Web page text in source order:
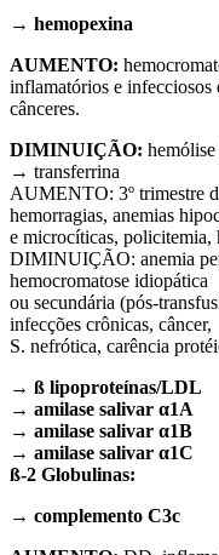
→ hemopexina
AUMENTO:
inflamatórios e infecciosos
cânceres.
DIMINUIÇÃO:
→ transferrina
AUMENTO: 3º trimestre
hemorragias, anemias
e microcíticas, policitemia,
DIMINUIÇÃO: anemia
hemocromatose idiopática
ou secundária (pós-
infecções crônicas, câncer,
S. nefrótica, carência
→ ß lipoproteínas/LDL
→ amilase salivar α1A
→ amilase salivar α1B
→ amilase salivar α1C
ß-2 Globulinas:
→ complemento C3c